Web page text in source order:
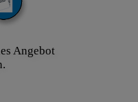
Angebot